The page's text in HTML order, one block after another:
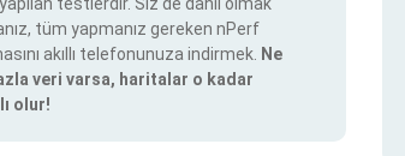
tüm yapmanız gereken nPerf
akıllı telefonunuza indirmek. Ne
veri varsa, haritalar o kadar
olur!